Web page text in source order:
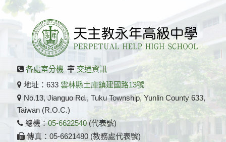
各處室分機
交通資訊
地址：633 雲林縣土庫鎮建國路13號
No.13, Jianguo Rd., Tuku Township, Yunlin County 633,
Taiwan (R.O.C.)
總機：05-6622540(代表號)
傳真：05-6621480 (教務處代表號)